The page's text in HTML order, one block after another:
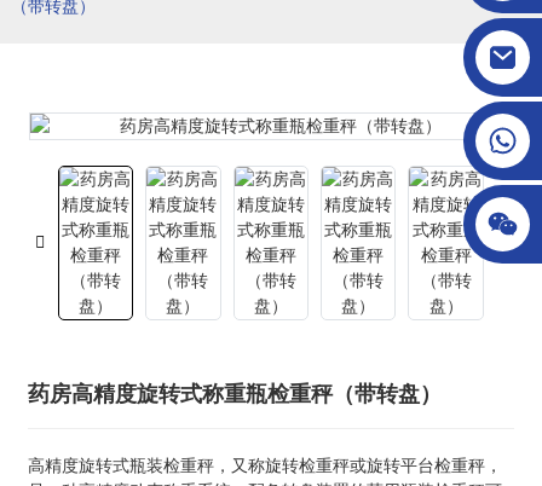
（带转盘）
药房高精度旋转式称重瓶检重秤（带转盘）
高精度旋转式瓶装检重秤，又称旋转检重秤或旋转平台检重秤，